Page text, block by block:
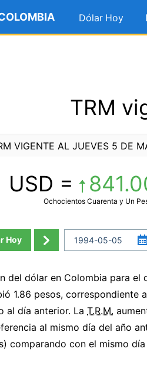
Dólar Hoy
TRM
VIGENTE AL JUEVES 5 DE
USD =
Ochocientos Cuarenta y Un
Hoy
del dólar en Colombia para el
1.86 pesos, correspondiente
al día anterior. La T.R.M.
al mismo día del año
comparando con el mismo